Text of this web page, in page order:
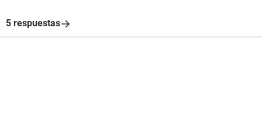
5 respuestas